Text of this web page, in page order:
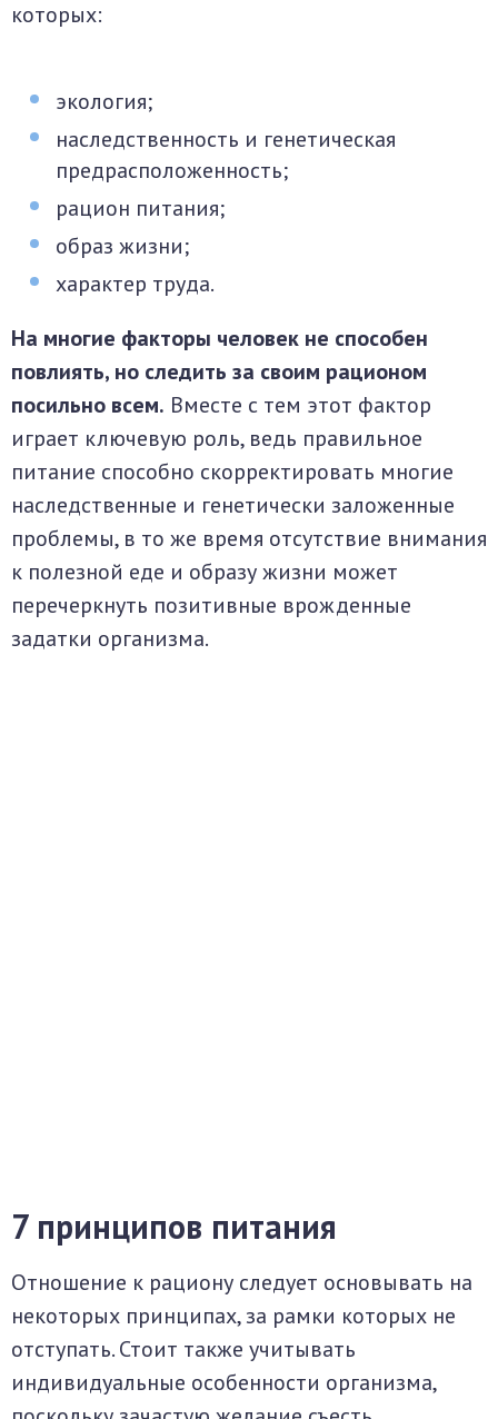
которых:
экология;
наследственность и генетическая
предрасположенность;
рацион питания;
образ жизни;
характер труда.
На многие факторы человек не способен
повлиять, но следить за своим рационом
посильно всем. Вместе с тем этот фактор
играет ключевую роль, ведь правильное
питание способно скорректировать многие
наследственные и генетически заложенные
проблемы, в то же время отсутствие внимания
к полезной еде и образу жизни может
перечеркнуть позитивные врожденные
задатки организма.
7 принципов питания
Отношение к рациону следует основывать на
некоторых принципах, за рамки которых не
отступать. Стоит также учитывать
индивидуальные особенности организма,